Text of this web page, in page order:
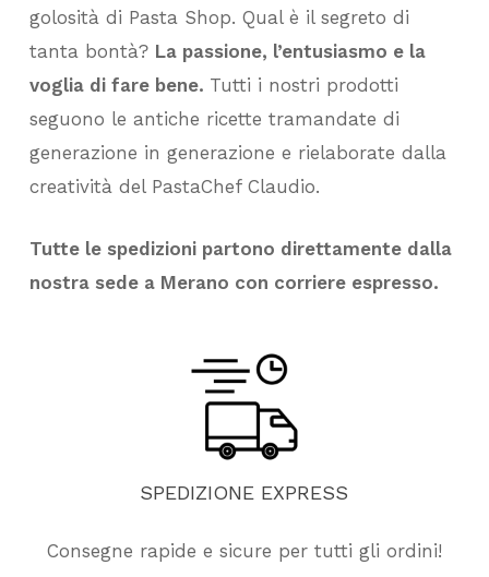
golosità di Pasta Shop. Qual è il segreto di
tanta bontà? La passione, l’entusiasmo e la
voglia di fare bene. Tutti i nostri prodotti
seguono le antiche ricette tramandate di
generazione in generazione e rielaborate dalla
creatività del PastaChef Claudio.
Tutte le spedizioni partono direttamente dalla
nostra sede a Merano con corriere espresso.
SPEDIZIONE EXPRESS
Consegne rapide e sicure per tutti gli ordini!